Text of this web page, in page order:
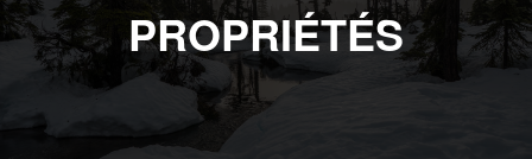
PROPRIÉTÉS